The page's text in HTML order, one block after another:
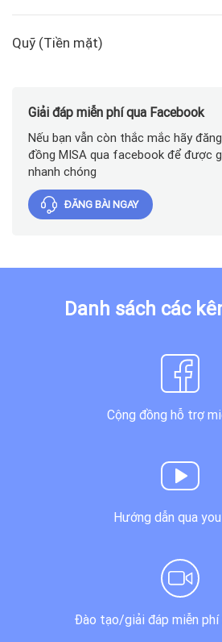
Quỹ (Tiền mặt)
Giải đáp miễn phí qua Facebook
Nếu bạn vẫn còn thắc mắc hãy
đồng MISA qua facebook để được
nhanh chóng
ĐĂNG BÀI NGAY
Danh sách các
Cộng đồng hỗ trợ
Hướng dẫn qua
Đào tạo/giải đáp miễn phí